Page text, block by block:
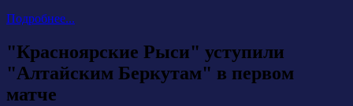
Подробнее...
"Красноярские Рыси" уступили
"Алтайским Беркутам" в первом
матче